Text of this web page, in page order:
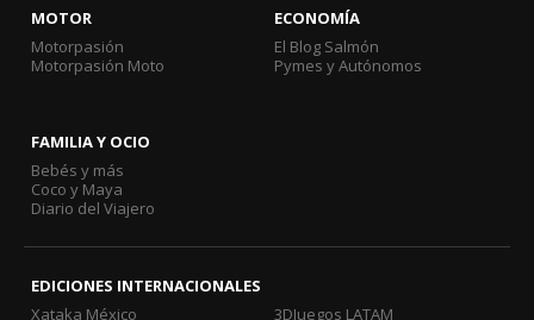
MOTOR
Motorpasión
Motorpasión Moto
ECONOMÍA
El Blog Salmón
Pymes y Autónomos
FAMILIA Y OCIO
Bebés y más
Coco y Maya
Diario del Viajero
EDICIONES INTERNACIONALES
Xataka México
3DJuegos LATAM